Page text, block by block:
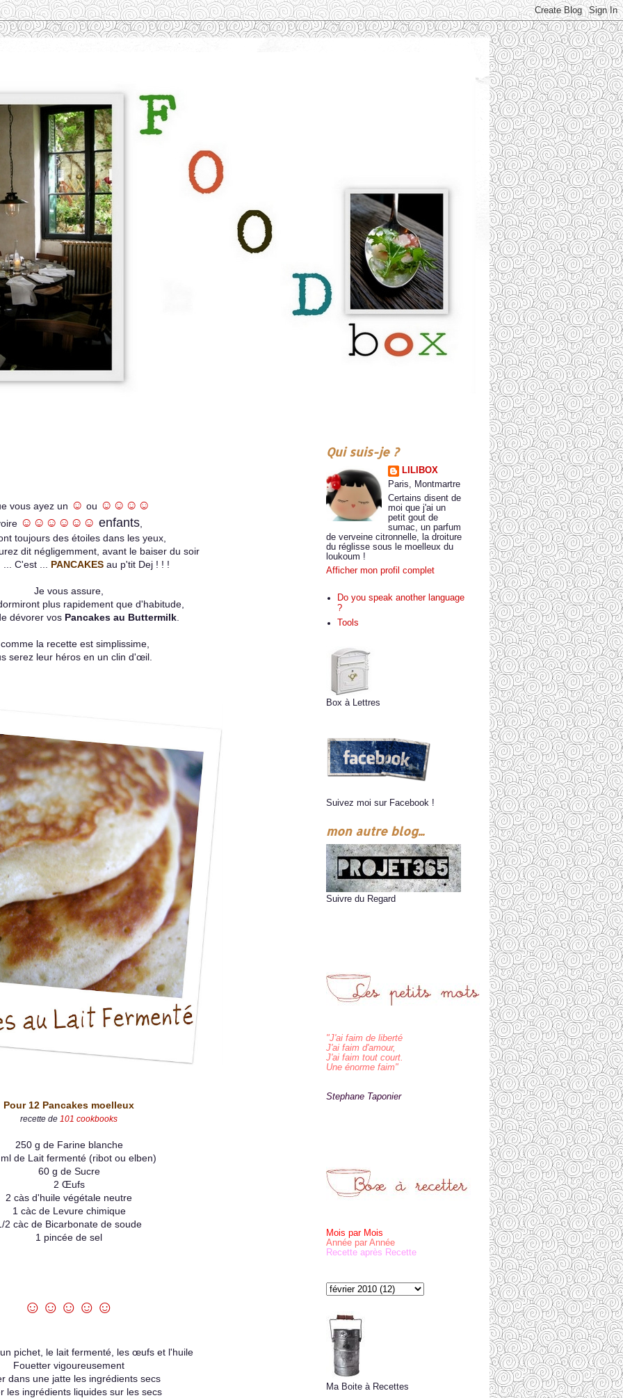
vous ayez un ☺ ou ☺☺☺☺
☺☺☺☺☺☺ enfants,
toujours des étoiles dans les yeux,
dit négligemment, avant le baiser du soir
C'est ... PANCAKES au p'tit Dej ! ! !
Je vous assure,
plus rapidement que d'habitude,
dévorer vos Pancakes au Buttermilk
la recette est simplissime,
serez leur héros en un clin d'œil.
Pour 12 Pancakes moelleux
recette de 101 cookbooks
250 g de Farine blanche
de Lait fermenté (ribot ou elben)
60 g de Sucre
2 Œufs
2 càs d'huile végétale neutre
1 càc de Levure chimique
2 càc de Bicarbonate de soude
1 pincée de sel
☺☺☺☺☺
pichet, le lait fermenté, les œufs et l'huile
Fouetter vigoureusement
dans une jatte les ingrédients secs
les ingrédients liquides sur les secs
Qui suis-je ?
LILIBOX
Paris, Montmartre
Certains disent de
moi que j'ai un
petit gout de
sumac, un parfum
de verveine citronnelle, la droiture
du réglisse sous le moelleux du
loukoum !
Afficher mon profil complet
Do you speak another language
?
Tools
Box à Lettres
Suivez moi sur Facebook !
mon autre blog...
Suivre du Regard
"J'ai faim de liberté
J'ai faim d'amour,
J'ai faim tout court.
Une énorme faim"
Stephane Taponier
Mois par Mois
Année par Année
Recette après Recette
Ma Boite à Recettes